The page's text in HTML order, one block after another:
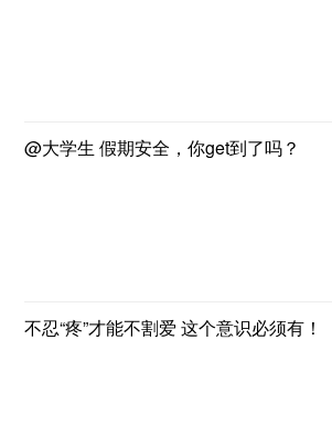
@大学生 假期安全，你get到了吗？
不忍“疼”才能不割爱 这个意识必须有！